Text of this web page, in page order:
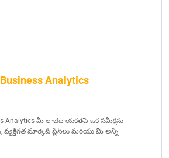
Business Analytics
Analytics మీ లాభదాయకతపై ఒక సమీక్షను
వ్యక్తిగత మార్కెట్ ప్లేస్‌లు మరియు మీ అన్ని